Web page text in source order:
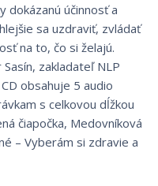
dokázanú účinnosť a
sa uzdraviť, zvládať
na to, čo si želajú.
zakladateľ NLP
obsahuje 5 audio
s celkovou dĺžkou
čiapočka, Medovníková
– Vyberám si zdravie a